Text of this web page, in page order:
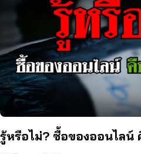
รู้หรือไม่? ซื้อของออนไลน์